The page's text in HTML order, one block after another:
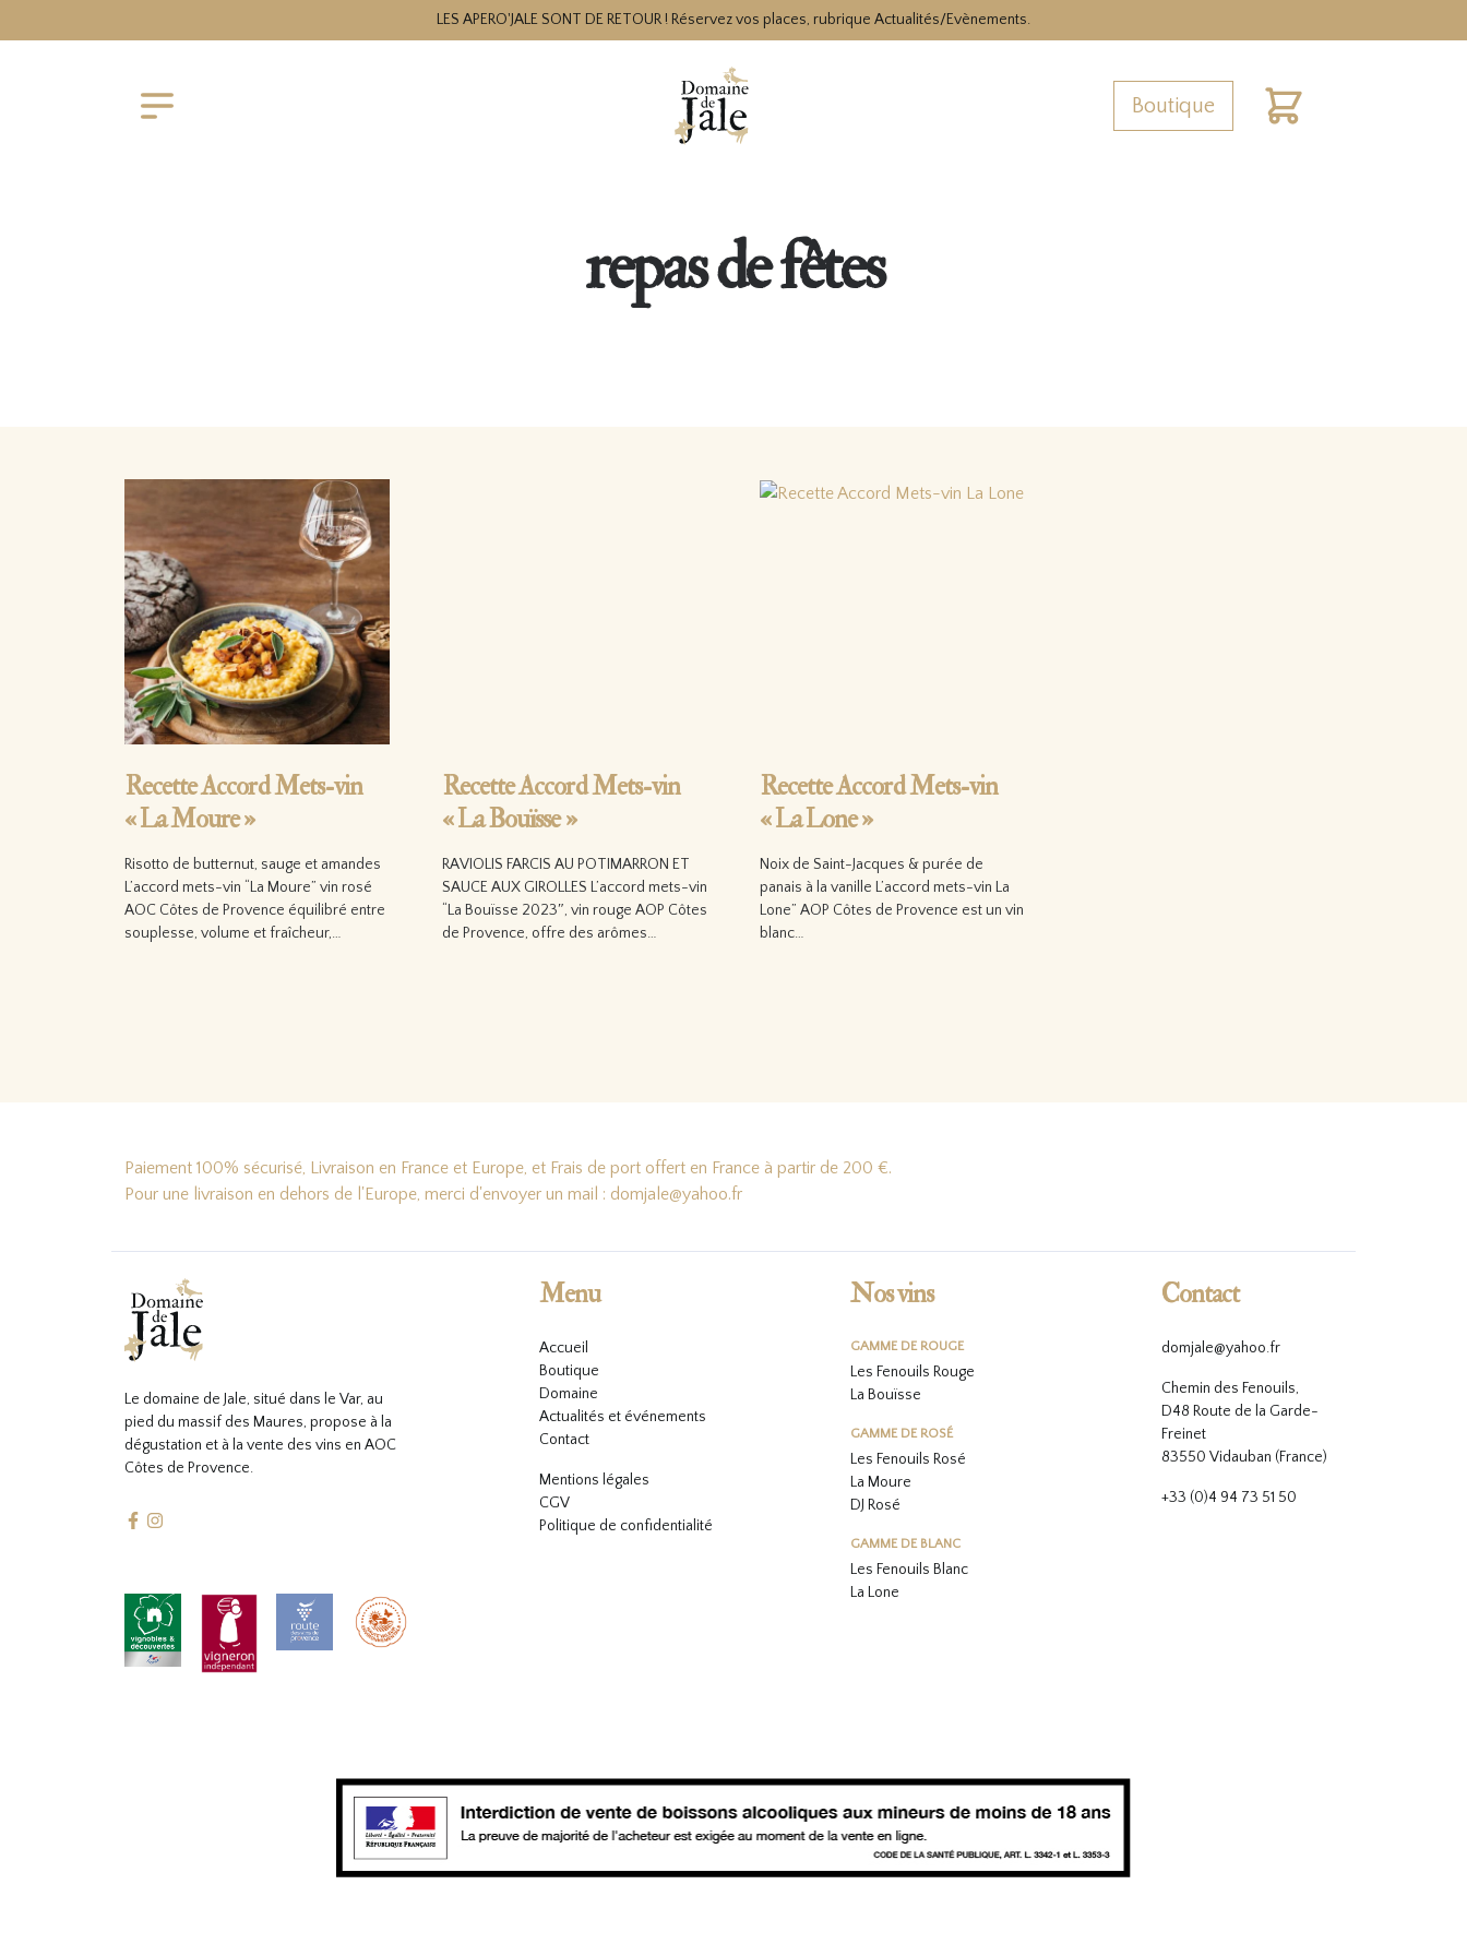
LES APERO'JALE SONT DE RETOUR ! Réservez vos places, rubrique Actualités/Evènements.
Boutique
Cart
repas de fêtes
Recette Accord Mets-vin
« La Moure »
Risotto de butternut, sauge et amandes
L’accord mets-vin “La Moure” vin rosé
AOC Côtes de Provence équilibré entre
souplesse, volume et fraîcheur,…
Recette Accord Mets-vin
« La Bouïsse »
RAVIOLIS FARCIS AU POTIMARRON ET
SAUCE AUX GIROLLES L’accord mets-vin
“La Bouïsse 2023″, vin rouge AOP Côtes
de Provence, offre des arômes…
Recette Accord Mets-vin
« La Lone »
Noix de Saint-Jacques & purée de
panais à la vanille L’accord mets-vin La
Lone” AOP Côtes de Provence est un vin
blanc…
Paiement 100% sécurisé, Livraison en France et Europe, et Frais de port offert en France à partir de 200 €.
Pour une livraison en dehors de l'Europe, merci d'envoyer un mail : domjale@yahoo.fr
Le domaine de Jale, situé dans le Var, au
pied du massif des Maures, propose à la
dégustation et à la vente des vins en AOC
Côtes de Provence.
Menu
Accueil
Boutique
Domaine
Actualités et événements
Contact
Mentions légales
CGV
Politique de confidentialité
Nos vins
GAMME DE ROUGE
Les Fenouils Rouge
La Bouïsse
GAMME DE ROSÉ
Les Fenouils Rosé
La Moure
DJ Rosé
GAMME DE BLANC
Les Fenouils Blanc
La Lone
Contact
domjale@yahoo.fr
Chemin des Fenouils,
D48 Route de la Garde-
Freinet
83550 Vidauban (France)
+33 (0)4 94 73 51 50